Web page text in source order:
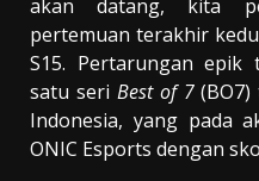
akan datang, kita
pertemuan terakhir
S15. Pertarungan epik
satu seri Best of 7(BO7)
Indonesia, yang pada
ONIC Esports dengan